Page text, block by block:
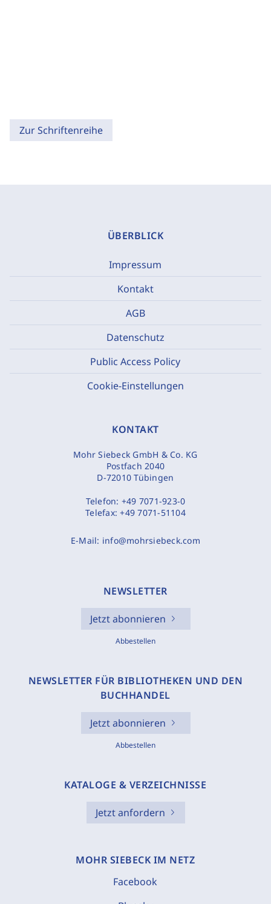
Zur Schriftenreihe
ÜBERBLICK
Impressum
Kontakt
AGB
Datenschutz
Public Access Policy
Cookie-Einstellungen
KONTAKT
Mohr Siebeck GmbH & Co. KG
Postfach 2040
D-72010 Tübingen
Telefon: +49 7071-923-0
Telefax:+49 7071-51104
E-Mail: info@mohrsiebeck.com
NEWSLETTER
Jetzt abonnieren
Abbestellen
NEWSLETTER FÜR BIBLIOTHEKEN UND DEN
BUCHHANDEL
Jetzt abonnieren
Abbestellen
KATALOGE & VERZEICHNISSE
Jetzt anfordern
MOHR SIEBECK IM NETZ
Facebook